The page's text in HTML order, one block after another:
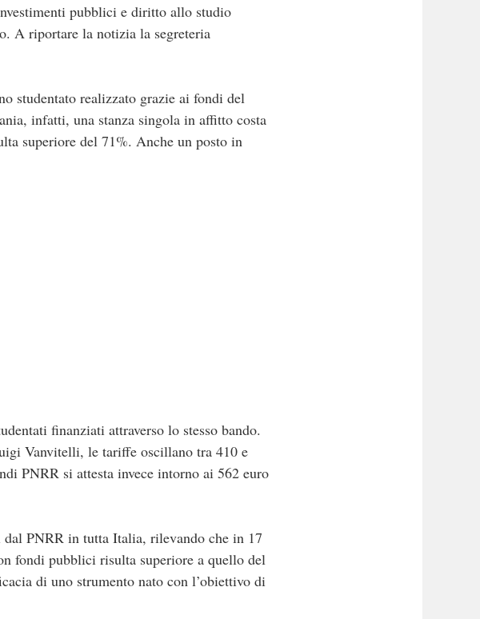
pubblici e diritto allo studio
A riportare la notizia la segreteria
studentato realizzato grazie ai fondi del
infatti, una stanza singola in affitto costa
superiore del 71%. Anche un posto in
finanziati attraverso lo stesso bando.
Vanvitelli, le tariffe oscillano tra 410 e
PNRR si attesta invece intorno ai 562 euro
PNRR in tutta Italia, rilevando che in 17
fondi pubblici risulta superiore a quello del
di uno strumento nato con l’obiettivo di